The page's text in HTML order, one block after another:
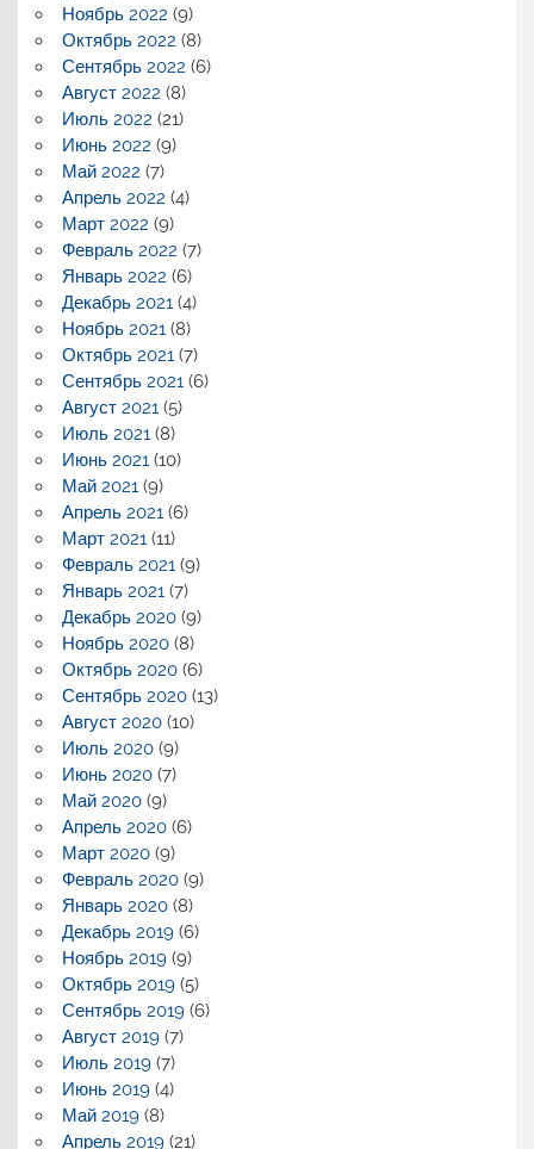
Ноябрь 2022 (9)
Октябрь 2022 (8)
Сентябрь 2022 (6)
Август 2022 (8)
Июль 2022 (21)
Июнь 2022 (9)
Май 2022 (7)
Апрель 2022 (4)
Март 2022 (9)
Февраль 2022 (7)
Январь 2022 (6)
Декабрь 2021(4)
Ноябрь 2021(8)
Октябрь 2021(7)
Сентябрь 2021(6)
Август 2021(5)
Июль 2021(8)
Июнь 2021(10)
Май 2021(9)
Апрель 2021(6)
Март 2021(11)
Февраль 2021(9)
Январь 2021(7)
Декабрь 2020(9)
Ноябрь 2020(8)
Октябрь 2020(6)
Сентябрь 2020(13)
Август 2020(10)
Июль 2020(9)
Июнь 2020(7)
Май 2020(9)
Апрель 2020(6)
Март 2020(9)
Февраль 2020(9)
Январь 2020(8)
Декабрь 2019(6)
Ноябрь 2019(9)
Октябрь 2019(5)
Сентябрь 2019(6)
Август 2019(7)
Июль 2019(7)
Июнь 2019(4)
Май 2019(8)
Апрель 2019(21)